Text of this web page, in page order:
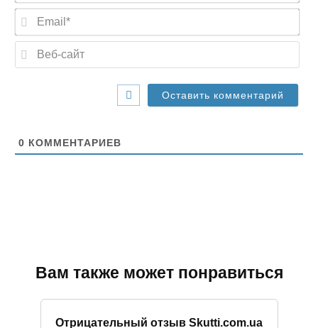
я
E
a
l
0 КОММЕНТАРИЕВ
Вам также может понравиться
Отрицательный отзыв Skutti.com.ua